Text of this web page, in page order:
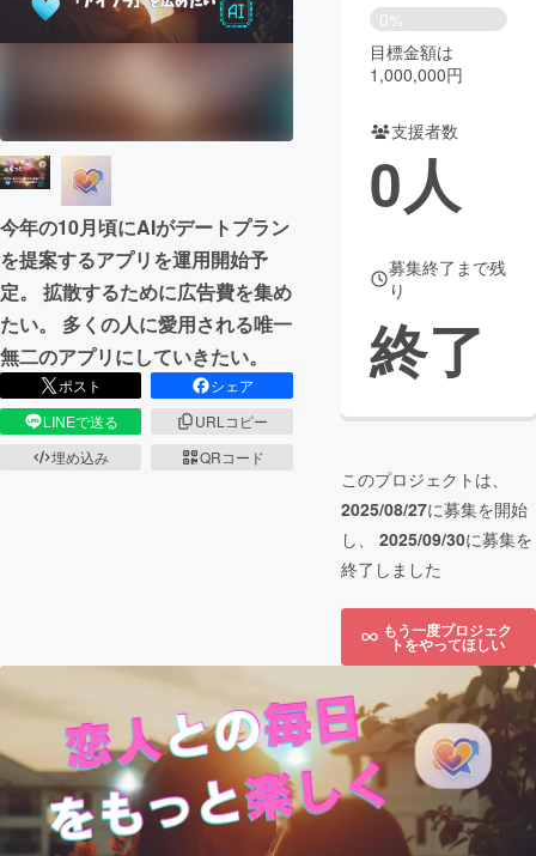
ビジネス・起業 チャレンジ
まちづくり・地域活性化
CAMPFIRE for Social Good
CAMPFIRE Creation
CAMPFIREふるさと納税
コミュニティ
今年の10月頃にAIがデートプラン
を提案するアプリを運用開始予
定。 拡散するために広告費を集め
たい。 多くの人に愛用される唯一
無二のアプリにしていきたい。
ポスト
シェア
LINEで送る
URLコピー
埋め込み
QRコード
0%
目標金額は
1,000,000円
支援者数
0人
募集終了まで残
り
終了
このプロジェクトは、
2025/08/27に募集を開始
し、 2025/09/30に募集を
終了しました
もう一度プロジェク
トをやってほしい